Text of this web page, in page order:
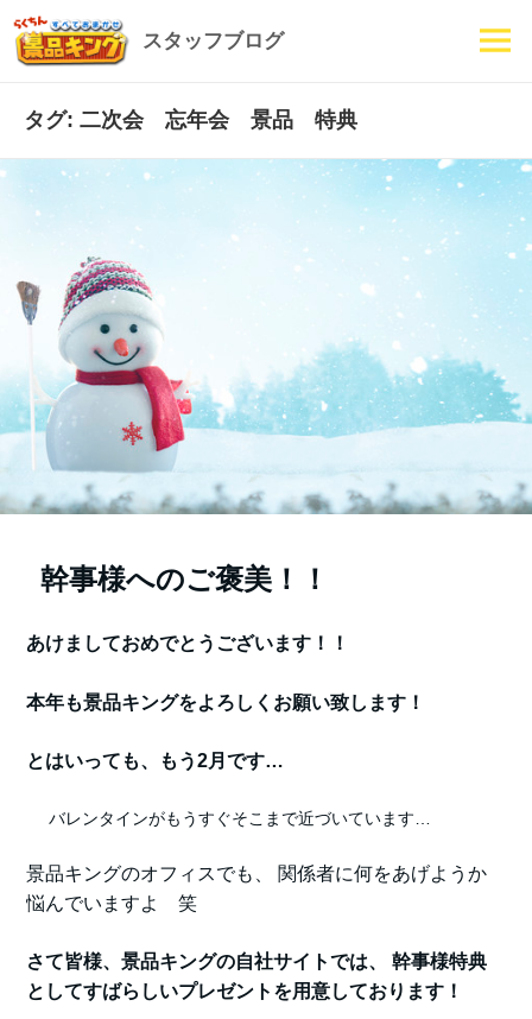
スタッフブログ
タグ: 二次会 忘年会 景品 特典
幹事様へのご褒美！！
あけましておめでとうございます！！
本年も景品キングをよろしくお願い致します！
とはいっても、もう2月です…
バレンタインがもうすぐそこまで近づいています…
景品キングのオフィスでも、 関係者に何をあげようか
悩んでいますよ 笑
さて皆様、景品キングの自社サイトでは、 幹事様特典
としてすばらしいプレゼントを用意しております！